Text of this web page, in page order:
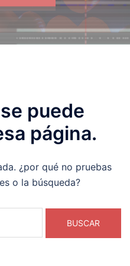
se puede
página.
¿por qué no pruebas
o la búsqueda?